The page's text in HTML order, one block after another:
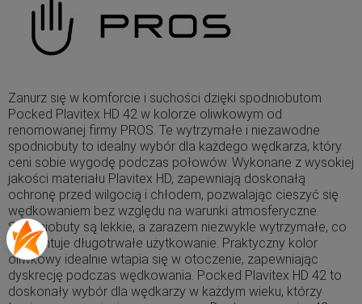
Zanurz się w komforcie i suchości dzięki spodniobutom
Pocked Plavitex HD 42 w kolorze oliwkowym od
renomowanej firmy PROS. Te wytrzymałe i niezawodne
spodniobuty to idealny wybór dla każdego wędkarza, który
ceni sobie wygodę podczas połowów. Wykonane z wysokiej
jakości materiału Plavitex HD, zapewniają doskonałą
ochronę przed wilgocią i chłodem, pozwalając cieszyć się
wędkowaniem bez względu na warunki atmosferyczne.
Spodniobuty są lekkie, a zarazem niezwykle wytrzymałe, co
gwarantuje długotrwałe użytkowanie. Praktyczny kolor
oliwkowy idealnie wtapia się w otoczenie, zapewniając
dyskrecję podczas wędkowania. Pocked Plavitex HD 42 to
doskonały wybór dla wędkarzy w każdym wieku, którzy